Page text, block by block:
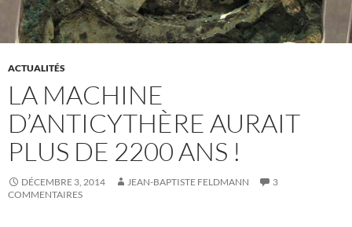
ACTUALITÉS
LA MACHINE
D’ANTICYTHÈRE AURAIT
PLUS DE 2200 ANS !
DÉCEMBRE 3, 2014 JEAN-BAPTISTE FELDMANN
3
COMMENTAIRES